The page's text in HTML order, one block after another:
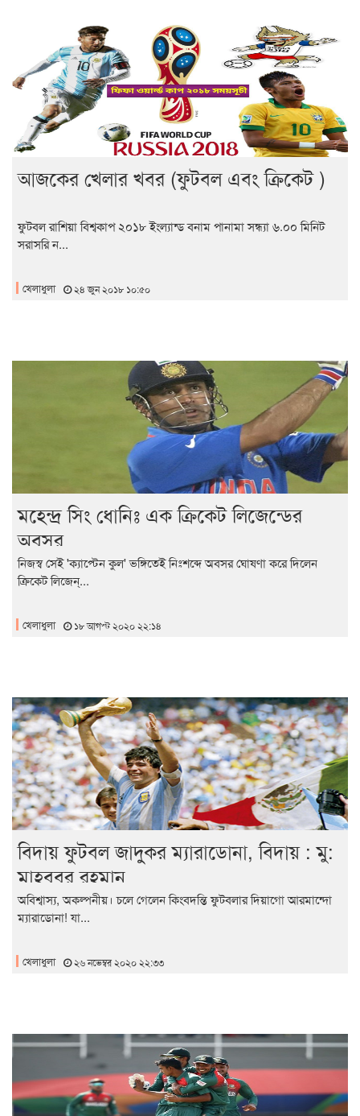
আজকের খেলার খবর (ফুটবল এবং ক্রিকেট )
ফুটবল রাশিয়া বিশ্বকাপ ২০১৮ ইংল্যান্ড বনাম পানামা সন্ধ্যা ৬.০০ মিনিট
সরাসরি ন...
খেলাধুলা ২৪ জুন ২০১৮ ১০:৫০
মহেন্দ্র সিং ধোনিঃ এক ক্রিকেট লিজেন্ডের
অবসর
নিজস্ব সেই 'ক্যাপ্টেন কুল' ভঙ্গিতেই নিঃশব্দে অবসর ঘোষণা করে দিলেন
ক্রিকেট লিজেন্...
খেলাধুলা ১৮ আগস্ট ২০২০ ২২:১৪
বিদায় ফুটবল জাদুকর ম্যারাডোনা, বিদায় : মু:
মাহবুবুর রহমান
অবিশ্বাস্য, অকল্পনীয়। চলে গেলেন কিংবদন্তি ফুটবলার দিয়াগো আরমান্দো
ম্যারাডোনা! যা...
খেলাধুলা ২৬ নভেম্বর ২০২০ ২২:৩৩